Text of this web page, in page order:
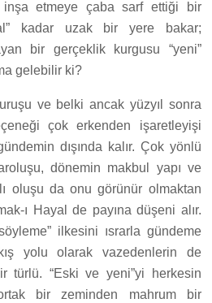
inşa etmeye çaba sarf ettiği bir
kadar uzak bir yere bakar;
bir gerçeklik kurgusu “yeni”
gelebilir ki?
ve belki ancak yüzyıl sonra
çok erkenden işaretleyişi
dışında kalır. Çok yönlü
dönemin makbul yapı ve
oluşu da onu görünür olmaktan
ı Hayal de payına düşeni alır.
ilkesini ısrarla gündeme
yolu olarak vazedenlerin de
türlü. “Eski ve yeni”yi herkesin
ortak bir zeminden mahrum bir